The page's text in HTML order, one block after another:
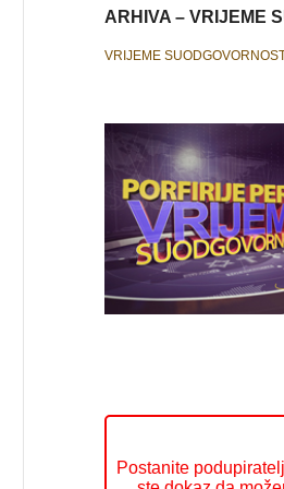
ARHIVA – VRIJEME
VRIJEME
Postanite